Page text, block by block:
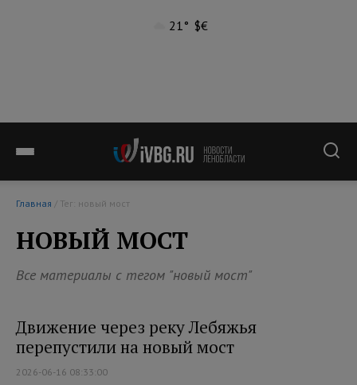
21° $€
Главная / Тег: новый мост
НОВЫЙ МОСТ
Все материалы с тегом "новый мост"
Движение через реку Лебяжья
перепустили на новый мост
2026-06-16 08:33:00